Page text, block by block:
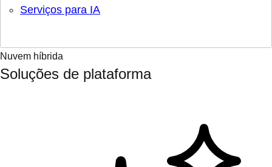
Serviços para IA
Nuvem híbrida
Soluções de plataforma